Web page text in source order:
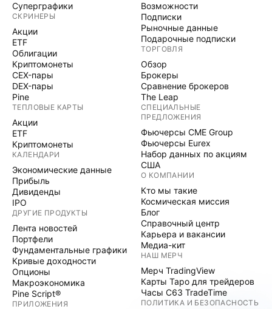
Суперграфики
СКРИНЕРЫ
Акции
ETF
Облигации
Криптомонеты
CEX-пары
DEX-пары
Pine
ТЕПЛОВЫЕ КАРТЫ
Акции
ETF
Криптомонеты
КАЛЕНДАРИ
Экономические данные
Прибыль
Дивиденды
IPO
ДРУГИЕ ПРОДУКТЫ
Лента новостей
Портфели
Фундаментальные графики
Кривые доходности
Опционы
Макроэкономика
Pine Script®
ПРИЛОЖЕНИЯ
Возможности
Подписки
Рыночные данные
Подарочные подписки
ТОРГОВЛЯ
Обзор
Брокеры
Сравнение брокеров
The Leap
СПЕЦИАЛЬНЫЕ
ПРЕДЛОЖЕНИЯ
Фьючерсы CME Group
Фьючерсы Eurex
Набор данных по акциям
США
О КОМПАНИИ
Кто мы такие
Космическая миссия
Блог
Справочный центр
Карьера и вакансии
Медиа-кит
НАШ МЕРЧ
Мерч TradingView
Карты Таро для трейдеров
Часы C63 TradeTime
ПОЛИТИКА И БЕЗОПАСНОСТЬ